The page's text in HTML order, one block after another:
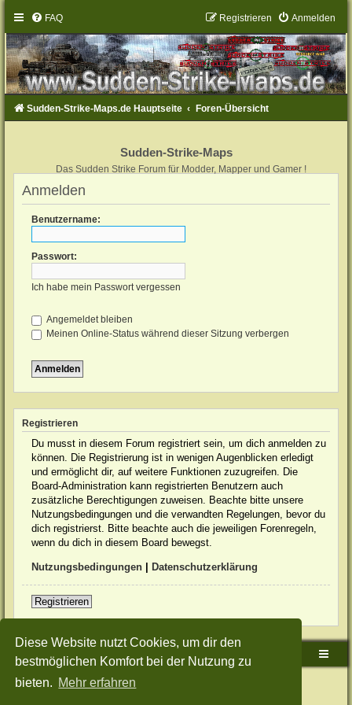
Diese Website nutzt Cookies, um dir den
bestmöglichen Komfort bei der Nutzung zu
bieten. Mehr erfahren
FAQ Anmelden
Registrieren
Sudden-Strike-Maps.de Hauptseite Foren-Übersicht
Sudden-Strike-Maps
Das Sudden Strike Forum für Modder, Mapper und Gamer !
Anmelden
Benutzername:
Passwort:
Ich habe mein Passwort vergessen
Angemeldet bleiben
Meinen Online-Status während dieser Sitzung verbergen
Registrieren
Du musst in diesem Forum registriert sein, um dich anmelden zu
können. Die Registrierung ist in wenigen Augenblicken erledigt
und ermöglicht dir, auf weitere Funktionen zuzugreifen. Die
Board-Administration kann registrierten Benutzern auch
zusätzliche Berechtigungen zuweisen. Beachte bitte unsere
Nutzungsbedingungen und die verwandten Regelungen, bevor du
dich registrierst. Bitte beachte auch die jeweiligen Forenregeln,
wenn du dich in diesem Board bewegst.
Nutzungsbedingungen Datenschutzerklärung
Registrieren
Sudden-Strike-Maps.de Hauptseite Foren-Übersicht
Powered byphpBB® Forum Software © phpBB Limited